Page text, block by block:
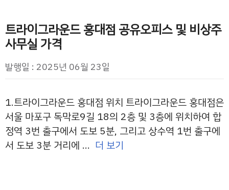
트라이그라운드 홍대점 공유오피스 및 비상주
사무실 가격
발행일 : 2025년 06월 23일
1.트라이그라운드 홍대점 위치 트라이그라운드 홍대점은
서울 마포구 독막로9길 18의 2층 및 3층에 위치하여 합
정역 3번 출구에서 도보 5분, 그리고 상수역 1번 출구에
서 도보 3분 거리에 … 더 보기